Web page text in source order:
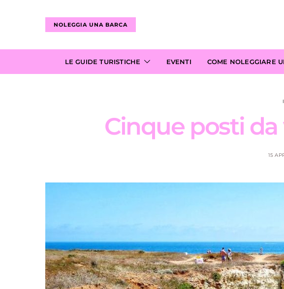
NOLEGGIA UNA BARCA
LE GUIDE TURISTICHE EVENTI COME NOLEGGIARE
Cinque posti
15